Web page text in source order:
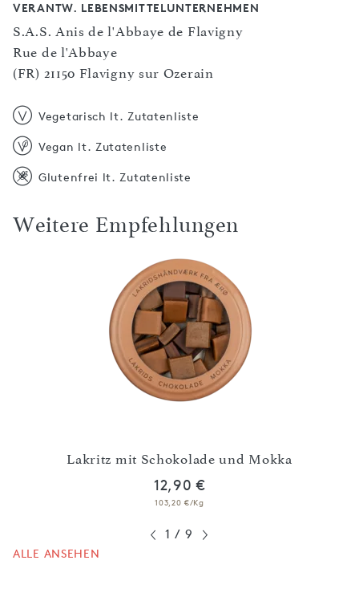
VERANTW. LEBENSMITTELUNTERNEHMEN
S.A.S. Anis de l'Abbaye de Flavigny
Rue de l'Abbaye
(FR) 21150 Flavigny sur Ozerain
Vegetarisch lt. Zutatenliste
Vegan lt. Zutatenliste
Glutenfrei lt. Zutatenliste
Weitere Empfehlungen
Lakritz mit Schokolade und Mokka
12,90 €
103,20 €/Kg
1 / 9
ALLE ANSEHEN